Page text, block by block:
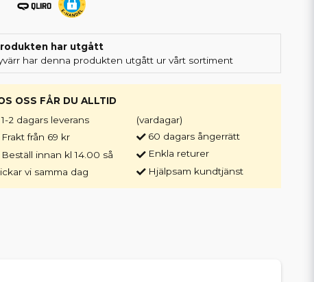
har utgått
har denna produkten utgått ur vårt sortiment
OSS FÅR DU ALLTID
1-2 dagars leverans
Frakt från 69 kr
Beställ innan kl 14.00 så
vi samma dag
(vardagar)
60 dagars ångerrätt
Enkla returer
Hjälpsam kundtjänst